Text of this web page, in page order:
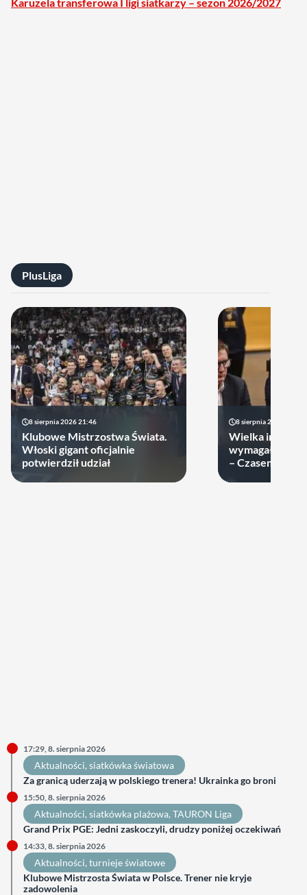
PlusLiga
8 sierpnia 2026 21:46
Klubowe Mistrzostwa Świata.
Włoski gigant oficjalnie
potwierdził udział
8 sierpnia 2026 19:22
Wielka impreza
wymagała
– Czasem
17:29, 8. sierpnia 2026
Aktualności, siatkówka światowa
Za granicą uderzają w polskiego trenera! Ukrainka go broni
15:50, 8. sierpnia 2026
Aktualności, siatkówka plażowa, TAURON Liga
Grand Prix PGE: Jedni zaskoczyli, drudzy poniżej oczekiwań
14:33, 8. sierpnia 2026
Aktualności, turnieje światowe
Klubowe Mistrzosta Świata w Polsce. Trener nie kryje
zadowolenia